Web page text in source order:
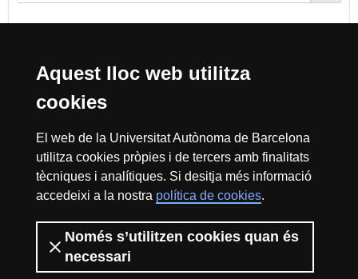
Aquest lloc web utilitza
cookies
El web de la Universitat Autònoma de Barcelona
utilitza cookies pròpies i de tercers amb finalitats
tècniques i analítiques. Si desitja més informació
accedeixi a la nostra política de cookies.
Només s’utilitzen cookies quan és
necessari
HR
Sobre el web Accessibilitat web Avís Legal
Política de
privacitat